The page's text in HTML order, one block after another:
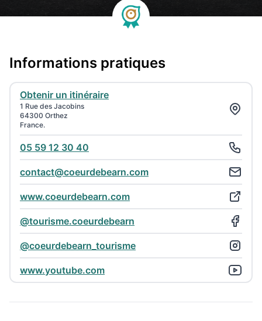
Informations pratiques
Obtenir un itinéraire
1 Rue des Jacobins
64300 Orthez
France.
05 59 12 30 40
contact@coeurdebearn.com
www.coeurdebearn.com
@tourisme.coeurdebearn
@coeurdebearn_tourisme
www.youtube.com